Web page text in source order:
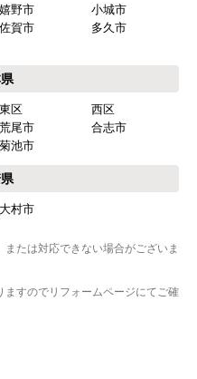
嬉野市
小城市
佐賀市
多久市
東区
西区
荒尾市
合志市
菊池市
大村市
たは対応できない場合がございま
すのでリフォームページにてご確